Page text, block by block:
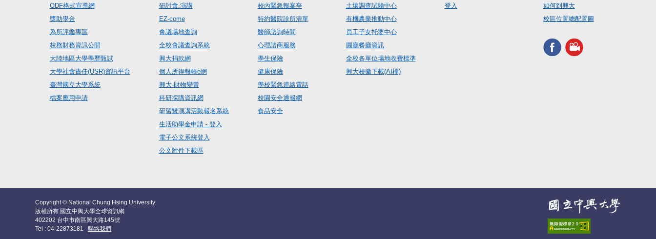
ODF格式宣導網
獎助學金
系所評鑑專區
校務財務資訊公開
大陸地區大學學歷甄試
大學社會責任(USR)資訊平台
臺灣國立大學系統
檔案應用申請
研討會.演講
EZ-come
會議場地查詢
全校會議查詢系統
興大捐款網
個人所得報帳e網
興大-財物變賣
科研採購資訊網
研習暨演講活動報名系統
生活助學金申請 - 登入
電子公文系統登入
公文附件下載區
校內緊急報案亭
特約醫院診所清單
醫師諮詢時間
心理諮商服務
學生保險
健康保險
學校緊急連絡電話
校園安全通報網
食品安全
土壤調查試驗中心
有機農業推動中心
員工子女托嬰中心
圓廳餐廳資訊
全校各單位場地收費標準
興大校徽下載(AI檔)
登入
如何到興大
校區位置總配置圖
Copyright © National Chung Hsing University
版權所有 國立中興大學全球資訊網
402202 台中市南區興大路145號
Tel : 04-22873181 聯絡我們